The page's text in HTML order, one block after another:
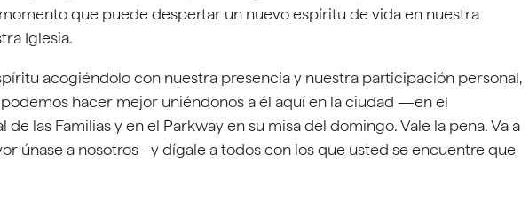
que puede despertar un nuevo espíritu de vida en nuestra
Iglesia.
acogiéndolo con nuestra presencia y nuestra participación personal,
podemos hacer mejor uniéndonos a él aquí en la ciudad —en el
las Familias y en el Parkway en su misa del domingo. Vale la pena. Va a
únase a nosotros –y dígale a todos con los que usted se encuentre que